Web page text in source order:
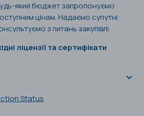
який бюджет запропонуємо
цінам. Надаємо супутні
з питань закупівлі.
ліцензії та сертифікати